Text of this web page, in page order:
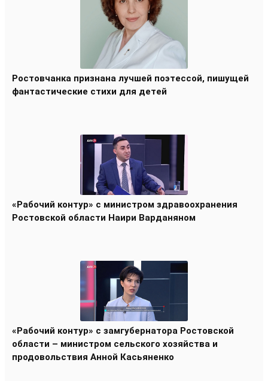
Ростовчанка признана лучшей поэтессой, пишущей
фантастические стихи для детей
«Рабочий контур» с министром здравоохранения
Ростовской области Наири Варданяном
«Рабочий контур» с замгубернатора Ростовской
области – министром сельского хозяйства и
продовольствия Анной Касьяненко